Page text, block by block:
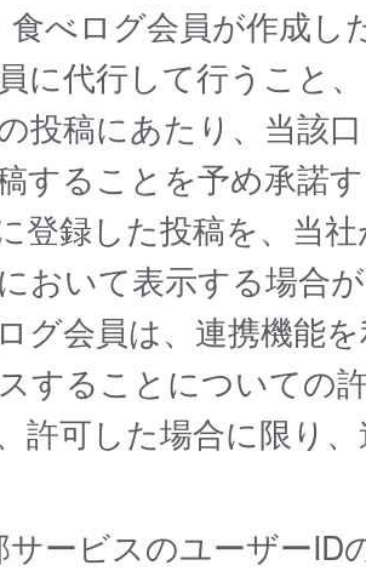
食べログ会員が作成
に代行して行うこと
投稿にあたり、当該
することを予め承諾
登録した投稿を、当
おいて表示する場合
グ会員は、連携機能
することについての
許可した場合に限り
サービスのユーザー